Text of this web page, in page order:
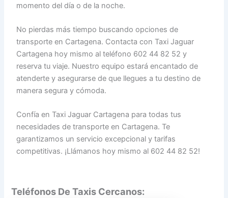
momento del día o de la noche.
No pierdas más tiempo buscando opciones de
transporte en Cartagena. Contacta con Taxi Jaguar
Cartagena hoy mismo al teléfono 602 44 82 52 y
reserva tu viaje. Nuestro equipo estará encantado de
atenderte y asegurarse de que llegues a tu destino de
manera segura y cómoda.
Confía en Taxi Jaguar Cartagena para todas tus
necesidades de transporte en Cartagena. Te
garantizamos un servicio excepcional y tarifas
competitivas. ¡Llámanos hoy mismo al 602 44 82 52!
Teléfonos De Taxis Cercanos: